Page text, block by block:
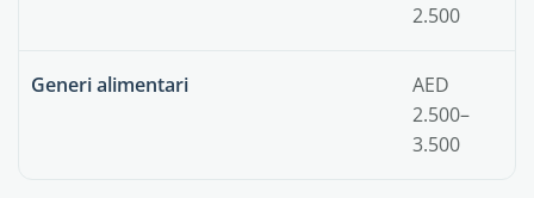
2.500
Generi alimentari
AED
2.500–
3.500